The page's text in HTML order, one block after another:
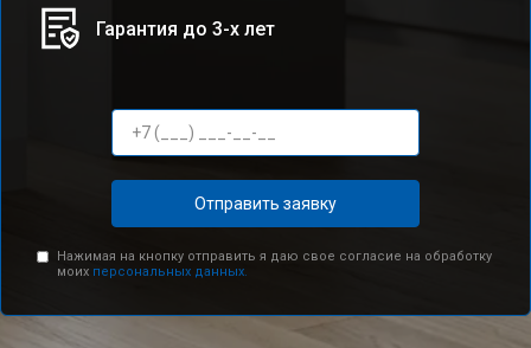
Гарантия до 3-х лет
Отправить заявку
Нажимая на кнопку отправить я даю свое согласие на обработку
моих персональных данных.